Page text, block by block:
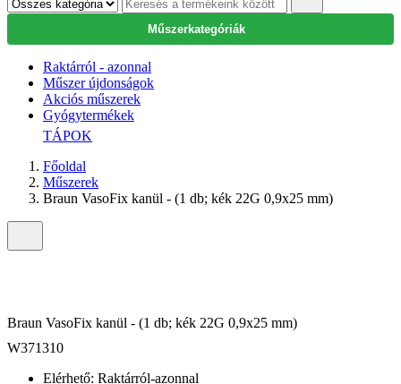
Műszerkategóriák
Raktárról - azonnal
Műszer újdonságok
Akciós műszerek
Gyógytermékek
TÁPOK
Főoldal
Műszerek
Braun VasoFix kanül - (1 db; kék 22G 0,9x25 mm)
Braun VasoFix kanül - (1 db; kék 22G 0,9x25 mm)
W371310
Elérhető: Raktárról-azonnal